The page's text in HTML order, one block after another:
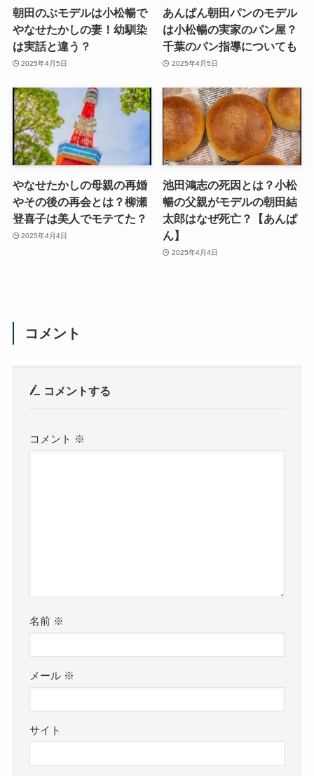
朝田のぶモデルは小松暢で
やなせたかしの妻！幼馴染
は実話と違う？
2025年4月5日
あんぱん朝田パンのモデル
は小松暢の実家のパン屋？
千葉のパン指導についても
2025年4月5日
やなせたかしの母親の再婚
やその後の再会とは？柳瀬
登喜子は美人でモテてた？
2025年4月4日
池田鴻志の死因とは？小松
暢の父親がモデルの朝田結
太郎はなぜ死亡？【あんぱ
ん】
2025年4月4日
コメント
コメントする
コメント ※
名前 ※
メール ※
サイト